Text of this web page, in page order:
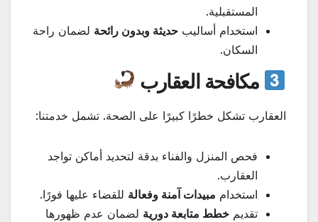
المستقبلية.
استخدام أساليب حديثة وبدون رائحة لضمان راحة
السكان.
مكافحة العقارب
العقارب تشكل خطرًا كبيرًا على الصحة. تشمل خدمتنا:
فحص المنزل والفناء بدقة لتحديد أماكن تواجد
العقارب.
استخدام مبيدات آمنة وفعالة للقضاء عليها فورًا.
تقديم خطط متابعة دورية لضمان عدم ظهورها